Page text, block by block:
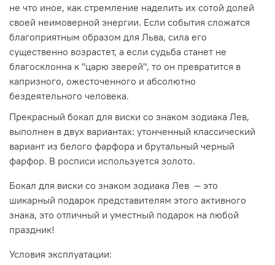
не что иное, как стремление наделить их сотой долей
своей неимоверной энергии. Если события сложатся
благоприятным образом для Льва, сила его
существенно возрастет, а если судьба станет не
благосклонна к "царю зверей", то он превратится в
капризного, ожесточенного и абсолютно
бездеятельного человека.
Прекрасный бокал для виски со знаком зодиака Лев,
выполнен в двух вариантах: утонченный классический
вариант из белого фарфора и брутальный черный
фарфор. В росписи используется золото.
Бокал для виски со знаком зодиака Лев — это
шикарный подарок представителям этого активного
знака, это отличный и уместный подарок на любой
праздник!
Условия эксплуатации: